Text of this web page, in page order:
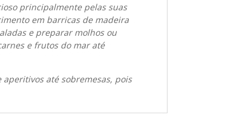
principalmente pelas suas
em barricas de madeira
e preparar molhos ou
e frutos do mar até
até sobremesas, pois